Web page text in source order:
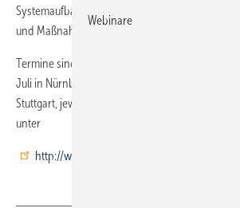
Systemaufbau mit praktischen Beispielen sowie
und Maßnahmen zur Erhöhung der Effizienz.
Termine sind am 29. April in Magdeburg, am 6.
Juli in Nürnberg, am 20. Oktober in Aachen und
Stuttgart, jeweils von 13 bis 17 Uhr.
unter
http://www.honeywell-fachseminare.de
Webinare